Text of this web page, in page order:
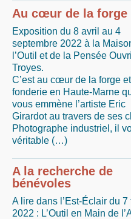
Au cœur de la forge
Exposition du 8 avril au 4
septembre 2022 à la
l’Outil et de la Pensée
Troyes.
C’est au cœur de la forge
fonderie en Haute-Marne
vous emmène l’artiste Eric
Girardot au travers de ses
Photographe industriel, il
véritable (…)
A la recherche de
bénévoles
A lire dans l’Est-Éclair du 7
2022 : L’Outil en Main de